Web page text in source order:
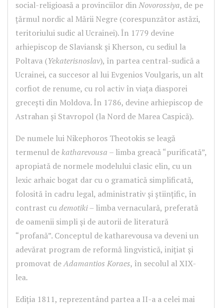
social-religioasă a provinciilor dinNovorossiya, de pe
ţărmul nordic al Mării Negre (corespunzător astăzi,
teritoriului sudic al Ucrainei). În 1779 devine
arhiepiscop de Slaviansk şi Kherson, cu sediul la
Poltava (Yekaterisnoslav), în partea central-sudică a
Ucrainei, ca succesor al lui Evgenios Voulgaris, un alt
corfiot de renume, cu rol activ în viaţa diasporei
greceşti din Moldova. În 1786, devine arhiepiscop de
Astrahan şi Stavropol (la Nord de Marea Caspică).
De numele lui Nikephoros Theotokis se leagă
termenul dekatharevousa – limba greacă “purificată”,
apropiată de normele modelului clasic elin, cu un
lexic arhaic bogat dar cu o gramatică simplificată,
folosită în cadru legal, administrativ şi ştiinţific, în
contrast cu demotiki– limba vernaculară, preferată
de oamenii simpli şi de autorii de literatură
“profană”. Conceptul de katharevousa va deveni un
adevărat program de reformă lingvistică, iniţiat şi
promovat deAdamantios Koraes, în secolul al XIX-
lea.
Ediția 1811, reprezentând partea a II-a a celei mai